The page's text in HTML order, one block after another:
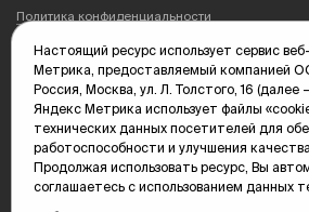
Политика конфиденциальности
Редакция: 625035, Тюмень, пр.
(3452) 68-89-05
edit@vsluh.ru
Главный редактор: Панкина Т.Ю.
kika@vsluh.ru
По вопросам рекламы:
Настоящий ресурс использует сервис
Метрика, предоставляемый компанией
Россия, Москва, ул. Л. Толстого, 16 (далее
Яндекс Метрика использует файлы
технических данных посетителей для
работоспособности и улучшения
Продолжая использовать ресурс, Вы
соглашаетесь с использованием данных